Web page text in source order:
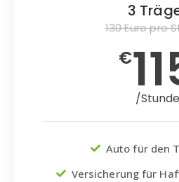
3
130 Euro pro
€
/Stunde
Auto für den
Versicherung für